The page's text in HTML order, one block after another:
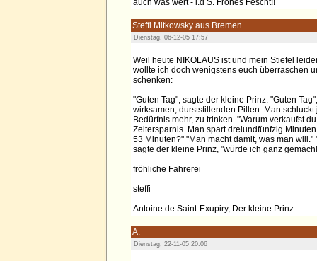
auch was wert - i.d S. Frohes Fescht!!
Steffi Mitkowsky aus Bremen
Dienstag, 06-12-05 17:57
Weil heute NIKOLAUS ist und mein Stiefel
wollte ich doch wenigstens euch überraschen
schenken:
"Guten Tag", sagte der kleine Prinz. "Guten
wirksamen, durststillenden Pillen. Man
Bedürfnis mehr, zu trinken. "Warum verkaufst
Zeitersparnis. Man spart dreiundfünfzig
53 Minuten?" "Man macht damit, was man
sagte der kleine Prinz, "würde ich ganz
fröhliche Fahrerei
steffi
Antoine de Saint-Exupiry, Der kleine Prinz
A.
Dienstag, 22-11-05 20:06